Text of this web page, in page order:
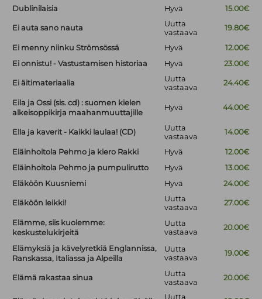
Dublinilaisia Hyvä 15.00€
Ei auta sano nauta
Uutta
vastaava
19.80€
Ei menny niinku Strömsössä Hyvä
12.00€
Ei onnistu! - Vastustamisen historiaa
Hyvä 23.00€
Ei äitimateriaalia
Uutta
vastaava
24.40€
Eila ja Ossi (sis. cd) : suomen kielen
alkeisoppikirja maahanmuuttajille
Hyvä 44.00€
Ella ja kaverit - Kaikki laulaa! (CD)
Uutta
vastaava
14.00€
Eläinhoitola Pehmo ja kiero Rakki Hyvä
12.00€
Eläinhoitola Pehmo ja pumpulirutto
Hyvä
13.00€
Eläköön Kuusniemi
Hyvä 24.00€
Eläköön leikki!
Uutta
vastaava
27.00€
Elämme, siis kuolemme:
keskustelukirjeitä
Uutta
vastaava
20.00€
Elämyksiä ja kävelyretkiä Englannissa,
Ranskassa, Italiassa ja Alpeilla
Uutta
vastaava
19.00€
Elämä rakastaa sinua
Uutta
vastaava
20.00€
Uutta